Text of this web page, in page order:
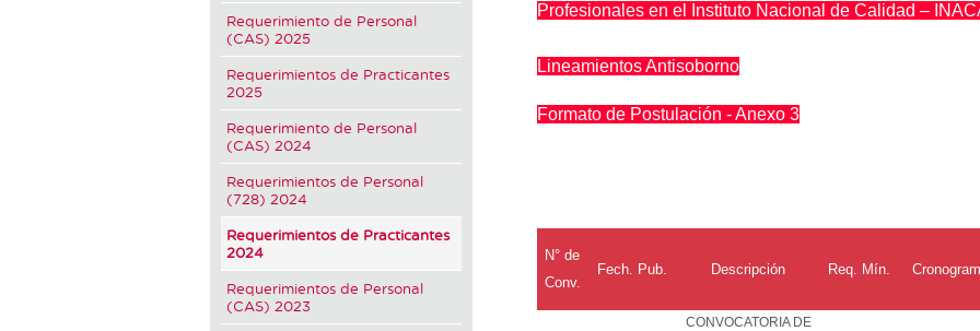
Requerimiento de Personal
(CAS) 2025
Requerimientos de Practicantes
2025
Requerimiento de Personal
(CAS) 2024
Requerimientos de Personal
(728) 2024
Requerimientos de Practicantes
2024
Requerimientos de Personal
(CAS) 2023
Profesionales en el Instituto Nacional de Calidad –
Lineamientos Antisoborno
Formato de Postulación - Anexo 3
N° de
Conv.
Fech. Pub. Descripción Req. Mín.
CONVOCATORIA DE